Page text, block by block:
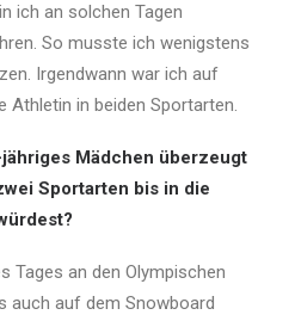
ich an solchen Tagen
So musste ich wenigstens
Irgendwann war ich auf
Athletin in beiden Sportarten.
Mädchen überzeugt
Sportarten bis in die
Tages an den Olympischen
auch auf dem Snowboard